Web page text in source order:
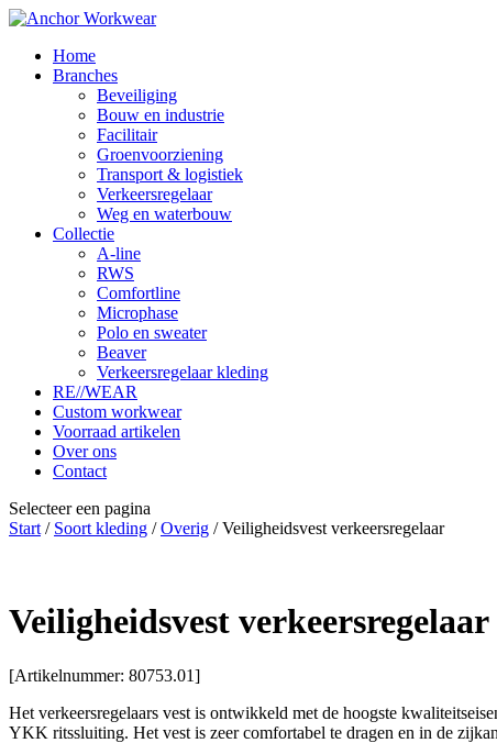
Home
Branches
Beveiliging
Bouw en industrie
Facilitair
Groenvoorziening
Transport & logistiek
Verkeersregelaar
Weg en waterbouw
Collectie
A-line
RWS
Comfortline
Microphase
Polo en sweater
Beaver
Verkeersregelaar kleding
RE//WEAR
Custom workwear
Voorraad artikelen
Over ons
Contact
Selecteer een pagina
Start / Soort kleding /Overig / Veiligheidsvest verkeersregelaar
Veiligheidsvest verkeersregelaar
[Artikelnummer: 80753.01]
Het verkeersregelaars vest is ontwikkeld met de hoogste
YKK ritssluiting. Het vest is zeer comfortabel te dragen en in de